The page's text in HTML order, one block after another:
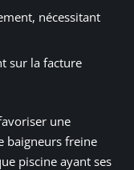
nécessitant
sur la facture
une
baigneurs freine
piscine ayant ses